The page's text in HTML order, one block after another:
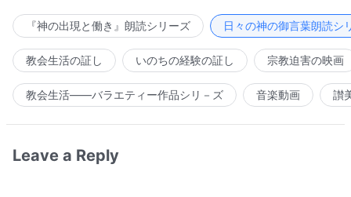
『神の出現と働き』朗読シリーズ 日々の神の御言葉朗読シ
教会生活の証し いのちの経験の証し 宗教迫害の映画
教会生活――バラエティー作品シリ－ズ 音楽動画 讃
Leave a Reply